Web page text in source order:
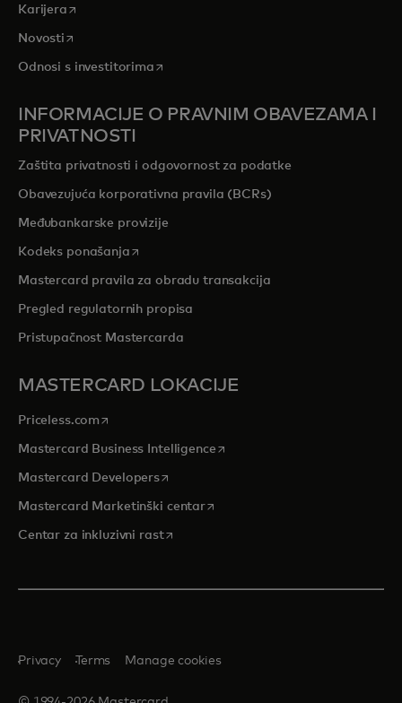
Karijeraopens in a new tab
Novosti opens in a new tab
Odnosi s investitorimaopens in a new tab
INFORMACIJE O PRAVNIM OBAVEZAMA I
PRIVATNOSTI
Zaštita privatnosti i odgovornost za podatke
Obavezujuća korporativna pravila (BCRs)
Međubankarske provizije
Kodeks ponašanjaopens in a new tab
Mastercard pravila za obradu transakcija
Pregled regulatornih propisa
Pristupačnost Mastercarda
MASTERCARD LOKACIJE
Priceless.com opens in a new tab
Mastercard Business Intelligenceopens in a new tab
Mastercard Developersopens in a new tab
Mastercard Marketinški centaropens in a new tab
Centar za inkluzivni rastopens in a new tab
Privacy Terms Manage cookies